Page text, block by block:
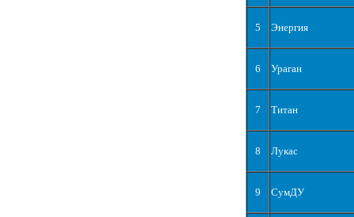
5 Энергия
6 Ураган
7 Титан
8 Лукас
9 СумДУ